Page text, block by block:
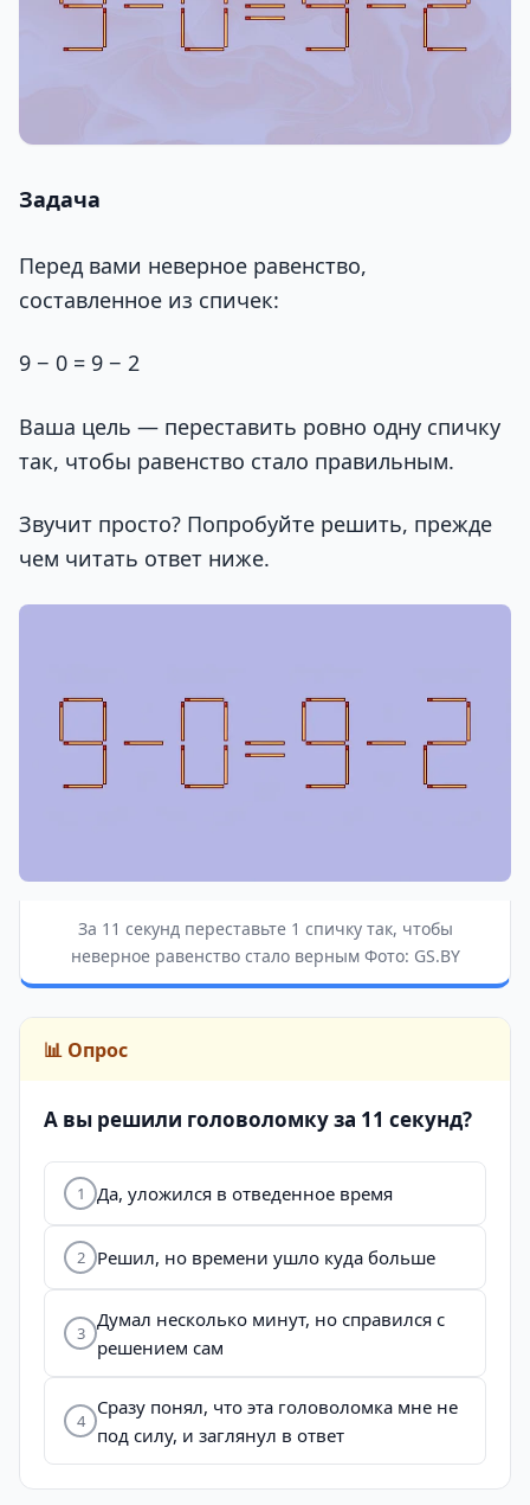
Задача
Перед вами неверное равенство,
составленное из спичек:
9 − 0 = 9 − 2
Ваша цель — переставить ровно одну спичку
так, чтобы равенство стало правильным.
Звучит просто? Попробуйте решить, прежде
чем читать ответ ниже.
За 11 секунд переставьте 1 спичку так, чтобы
неверное равенство стало верным Фото: GS.BY
📊 Опрос
А вы решили головоломку за 11 секунд?
1 Да, уложился в отведенное время
2 Решил, но времени ушло куда больше
3
Думал несколько минут, но справился с
решением сам
4
Сразу понял, что эта головоломка мне не
под силу, и заглянул в ответ